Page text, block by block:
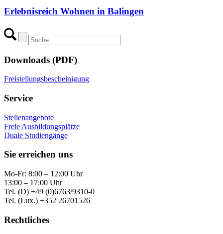
Erlebnisreich Wohnen in Balingen
Downloads (PDF)
Freistellungsbescheinigung
Service
Stellenangebote
Freie Ausbildungsplätze
Duale Studiengänge
Sie erreichen uns
Mo-Fr: 8:00 – 12:00 Uhr
13:00 – 17:00 Uhr
Tel. (D) +49 (0)6763/9310-0
Tel. (Lux.) +352 26701526
Rechtliches